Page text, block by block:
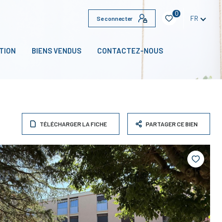
Se connecter
0
FR
BIENS VENDUS CONTACTEZ-NOUS
TÉLÉCHARGER LA FICHE PARTAGER CE BIEN